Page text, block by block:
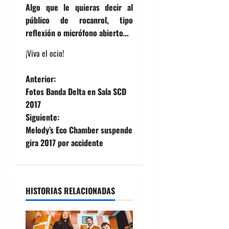
Algo que le quieras decir al
público de rocanrol, tipo
reflexión o micrófono abierto…
¡Viva el ocio!
N
a
v
e
a
c
Anterior:
Fotos Banda Delta en Sala SCD
2017
Siguiente:
Melody’s Eco Chamber suspende
gira 2017 por accidente
HISTORIAS RELACIONADAS